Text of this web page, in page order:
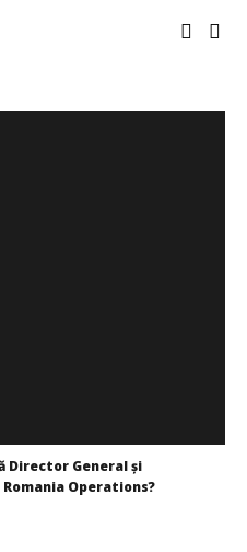
Director General și
Operations?